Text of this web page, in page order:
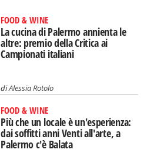
FOOD & WINE
La cucina di Palermo annienta le
altre: premio della Critica ai
Campionati italiani
diAlessia Rotolo
FOOD & WINE
Più che un locale è un'esperienza:
dai soffitti anni Venti all'arte, a
Palermo c'è Balata